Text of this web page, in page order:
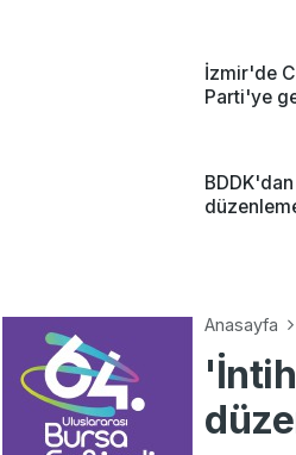
İzmir'de
Parti'ye
Anasayfa